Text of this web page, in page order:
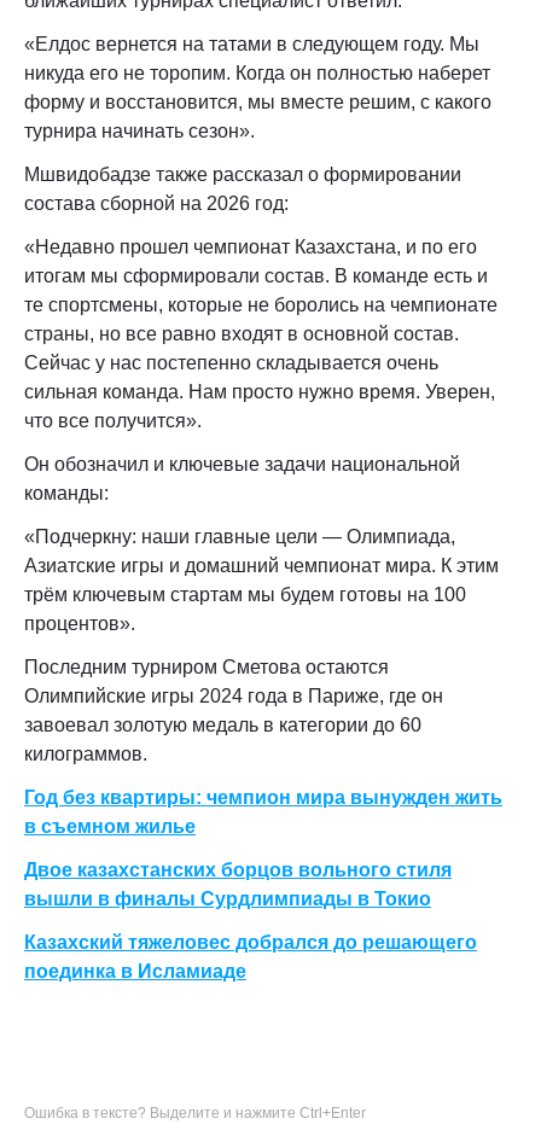
«Елдос вернется на татами в следующем году. Мы
никуда его не торопим. Когда он полностью наберет
форму и восстановится, мы вместе решим, с какого
турнира начинать сезон».
Мшвидобадзе также рассказал о формировании
состава сборной на 2026 год:
«Недавно прошел чемпионат Казахстана, и по его
итогам мы сформировали состав. В команде есть и
те спортсмены, которые не боролись на чемпионате
страны, но все равно входят в основной состав.
Сейчас у нас постепенно складывается очень
сильная команда. Нам просто нужно время. Уверен,
что все получится».
Он обозначил и ключевые задачи национальной
команды:
«Подчеркну: наши главные цели — Олимпиада,
Азиатские игры и домашний чемпионат мира. К этим
трём ключевым стартам мы будем готовы на 100
процентов».
Последним турниром Сметова остаются
Олимпийские игры 2024 года в Париже, где он
завоевал золотую медаль в категории до 60
килограммов.
Год без квартиры: чемпион мира вынужден жить
в съемном жилье
Двое казахстанских борцов вольного стиля
вышли в финалы Сурдлимпиады в Токио
Казахский тяжеловес добрался до решающего
поединка в Исламиаде
Ошибка в тексте? Выделите и нажмите Ctrl+Enter